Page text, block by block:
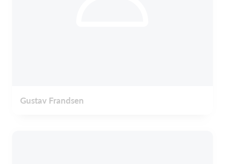
Gustav Frandsen